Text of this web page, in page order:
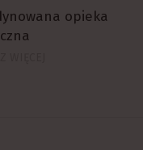
opieka